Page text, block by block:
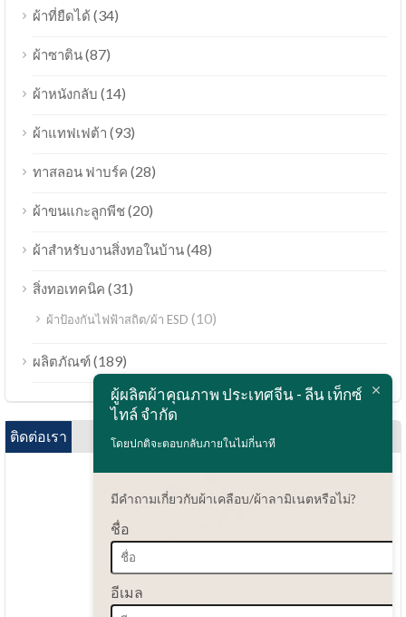
ผ้าที่ยืดได้(34)
ผ้าซาติน(87)
ผ้าหนังกลับ (14)
ผ้าแทฟเฟต้า (93)
ทาสลอน ฟาบร์ค (28)
ผ้าขนแกะลูกพีช(20)
ผ้าสำหรับงานสิ่งทอในบ้าน(48)
สิ่งทอเทคนิค (31)
ผ้าป้องกันไฟฟ้าสถิต/ผ้า ESD (10)
ผลิตภัณฑ์(189)
ติดต่อเรา
86.15051486055
ผู้ผลิตผ้าคุณภาพ ประเทศจีน - ลีน เท็กซ์
ไทล์ จำกัด
โดยปกติจะตอบกลับภายในไม่กี่นาที
มีคำถามเกี่ยวกับผ้าเคลือบ/ผ้าลามิเนตหรือไม่?
ชื่อ
อีเมล
Español
Português do Brasil
Русский
Türkçe
Bahasa Indonesia
Polski